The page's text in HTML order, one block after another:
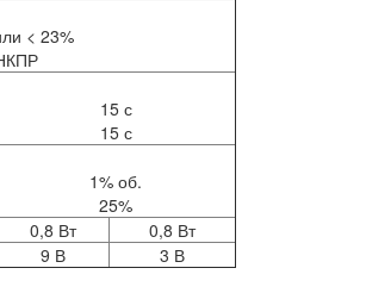
< 23%
15 с
15 с
1% об.
25%
0,8 Вт
0,8 Вт
9 В
3 В